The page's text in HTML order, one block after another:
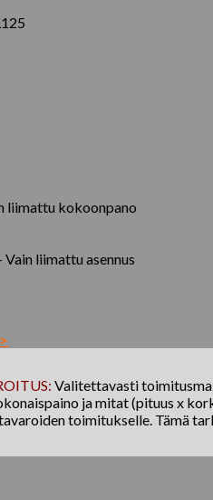
liimattu kokoonpano
Vain liimattu asennus
Valitettavasti
ja mitat (pituus x
toimitukselle. Tämä